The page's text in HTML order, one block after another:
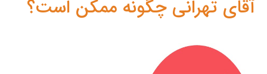
آقای تهرانی چگونه ممکن است؟